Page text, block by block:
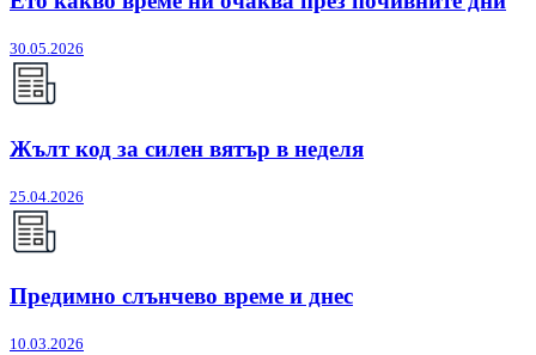
30.05.2026
Жълт код за силен вятър в неделя
25.04.2026
Предимно слънчево време и днес
10.03.2026